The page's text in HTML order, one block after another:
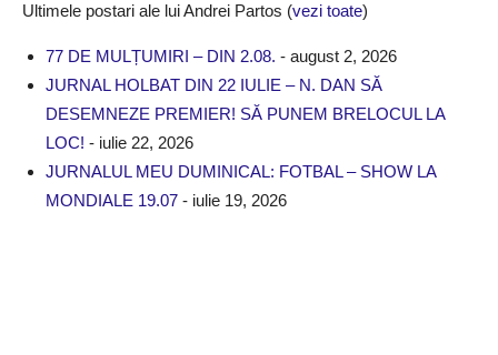
Ultimele postari ale lui Andrei Partos (vezi toate)
77 DE MULȚUMIRI – DIN 2.08. - august 2, 2026
JURNAL HOLBAT DIN 22 IULIE – N. DAN SĂ
DESEMNEZE PREMIER! SĂ PUNEM BRELOCUL LA
LOC! - iulie 22, 2026
JURNALUL MEU DUMINICAL: FOTBAL – SHOW LA
MONDIALE 19.07 - iulie 19, 2026